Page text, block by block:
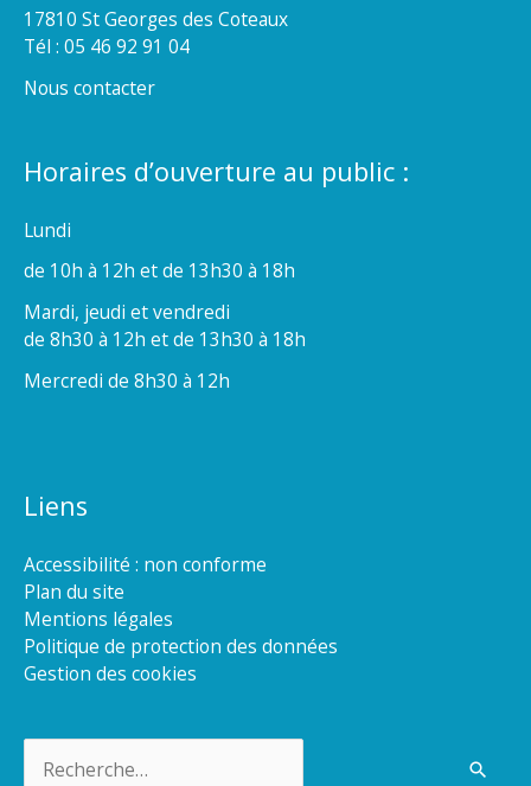
17810 St Georges des Coteaux
Tél : 05 46 92 91 04
Nous contacter
Horaires d’ouverture au public :
Lundi
de 10h à 12h et de 13h30 à 18h
Mardi, jeudi et vendredi
de 8h30 à 12h et de 13h30 à 18h
Mercredi de 8h30 à 12h
Liens
Accessibilité : non conforme
Plan du site
Mentions légales
Politique de protection des données
Gestion des cookies